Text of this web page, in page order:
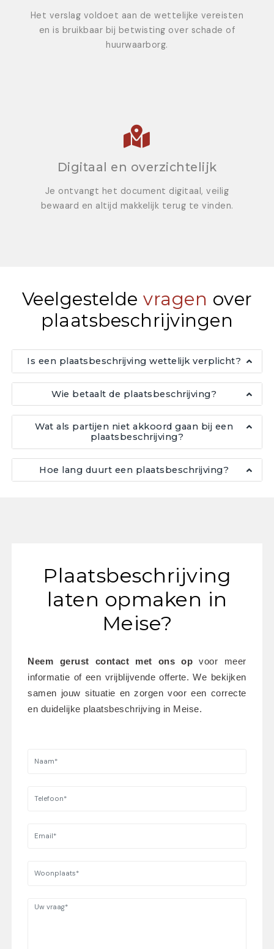
Het verslag voldoet aan de wettelijke vereisten
en is bruikbaar bij betwisting over schade of
huurwaarborg.
Digitaal en overzichtelijk
Je ontvangt het document digitaal, veilig
bewaard en altijd makkelijk terug te vinden.
Veelgestelde vragen over
plaatsbeschrijvingen
Is een plaatsbeschrijving wettelijk verplicht?
Wie betaalt de plaatsbeschrijving?
Wat als partijen niet akkoord gaan bij een
plaatsbeschrijving?
Hoe lang duurt een plaatsbeschrijving?
Plaatsbeschrijving
laten opmaken in
Meise?
Neem gerust contact met ons op voor meer
informatie of een vrijblijvende offerte. We bekijken
samen jouw situatie en zorgen voor een correcte
en duidelijke plaatsbeschrijving in Meise.